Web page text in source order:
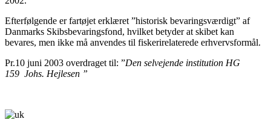
Efterfølgende er fartøjet erklæret ”historisk bevaringsværdigt” af
Danmarks Skibsbevaringsfond, hvilket betyder at skibet kan
bevares, men ikke må anvendes til fiskerirelaterede erhvervsformål.
Pr.10 juni 2003 overdraget til: ”Den selvejende institution HG
159 Johs. Hejlesen ”